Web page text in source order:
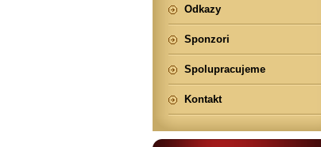
Odkazy
Sponzori
Spolupracujeme
Kontakt